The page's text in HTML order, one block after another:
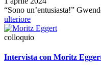
“Sono un’entusiasta!”
ulteriore
colloquio
Intervista con Moritz